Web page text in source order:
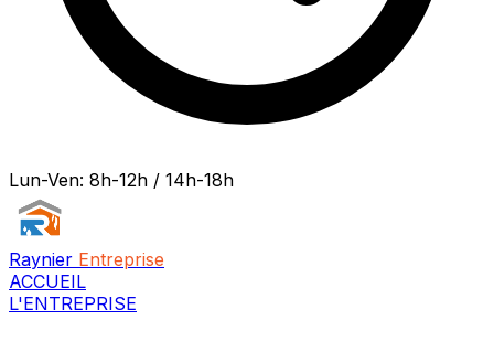
Lun-Ven: 8h-12h / 14h-18h
Raynier Entreprise
ACCUEIL
L'ENTREPRISE